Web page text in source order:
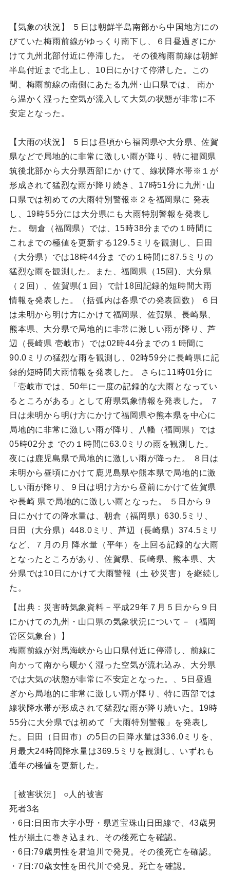
【気象の状況】 ５日は朝鮮半島南部から中国地方にの
びていた梅雨前線がゆっくり南下し、６日昼過ぎにか
けて九州北部付近に停滞した。 その後梅雨前線は朝鮮
半島付近まで北上し、10日にかけて停滞した。この
間、梅雨前線の南側にあたる九州･山口県では、 南か
ら温かく湿った空気が流入して大気の状態が非常に不
安定となった。
【大雨の状況】 ５日は昼頃から福岡県や大分県、佐賀
県などで局地的に非常に激しい雨が降り、特に福岡県
筑後北部から大分県西部にか けて、線状降水帯※１が
形成されて猛烈な雨が降り続き、17時51分に九州･山
口県では初めての大雨特別警報※２を福岡県に 発表
し、19時55分には大分県にも大雨特別警報を発表し
た。 朝倉（福岡県）では、15時38分までの１時間に
これまでの極値を更新する129.5ミリを観測し、日田
（大分県）では18時44分ま での１時間に87.5ミリの
猛烈な雨を観測した。また、福岡県（15回)、大分県
（２回）、佐賀県(１回）で計18回記録的短時間大雨
情報を発表した。（括弧内は各県での発表回数） ６日
は未明から明け方にかけて福岡県、佐賀県、長崎県、
熊本県、大分県で局地的に非常に激しい雨が降り、芦
辺（長崎県 壱岐市）では02時44分までの１時間に
90.0ミリの猛烈な雨を観測し、02時59分に長崎県に記
録的短時間大雨情報を発表した。 さらに11時01分に
「壱岐市では、50年に一度の記録的な大雨となってい
るところがある」として府県気象情報を発表した。 ７
日は未明から明け方にかけて福岡県や熊本県を中心に
局地的に非常に激しい雨が降り、八幡（福岡県）では
05時02分ま での１時間に63.0ミリの雨を観測した。
夜には鹿児島県で局地的に激しい雨が降った。 ８日は
未明から昼頃にかけて鹿児島県や熊本県で局地的に激
しい雨が降り、９日は明け方から昼前にかけて佐賀県
や長崎 県で局地的に激しい雨となった。 ５日から９
日にかけての降水量は、朝倉（福岡県）630.5ミリ、
日田（大分県）448.0ミリ、芦辺（長崎県）374.5ミリ
など、７月の月 降水量（平年）を上回る記録的な大雨
となったところがあり、佐賀県、長崎県、熊本県、大
分県では10日にかけて大雨警報（土 砂災害）を継続し
た。
【出典：災害時気象資料－平成29年７月５日から９日
にかけての九州・山口県の気象状況について－（福岡
管区気象台）】
梅雨前線が対馬海峡から山口県付近に停滞し、前線に
向かって南から暖かく湿った空気が流れ込み、大分県
では大気の状態が非常に不安定となった。、5日昼過
ぎから局地的に非常に激しい雨が降り、特に西部では
線状降水帯が形成されて猛烈な雨が降り続いた。19時
55分に大分県では初めて「大雨特別警報」を発表し
た。日田（日田市）の5日の日降水量は336.0ミリを、
月最大24時間降水量は369.5ミリを観測し、いずれも
通年の極値を更新した。
［被害状況］ ○人的被害
死者3名
・6日:日田市大字小野・県道宝珠山日田線で、43歳男
性が崩土に巻き込まれ、その後死亡を確認。
・6日:79歳男性を君迫川で発見。その後死亡を確認。
・7日:70歳女性を田代川で発見。死亡を確認。